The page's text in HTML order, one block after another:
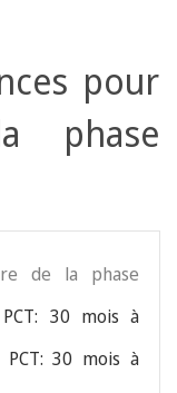
pour
phase
de la phase
30 mois à
30 mois à